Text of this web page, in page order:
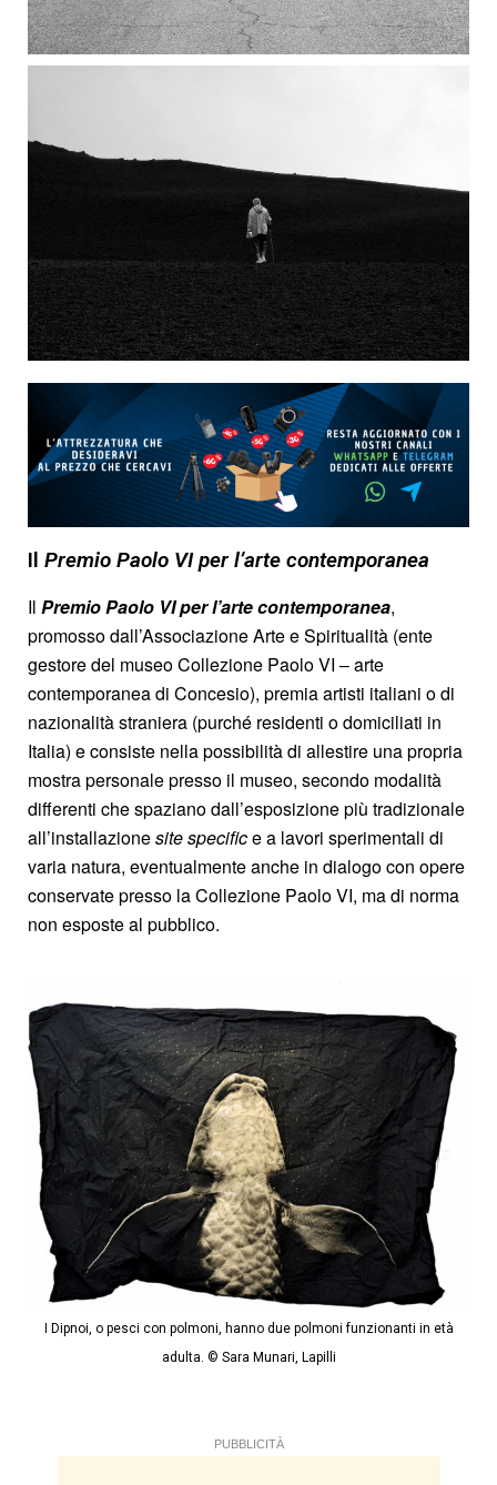
Il Premio Paolo VI per l’arte contemporanea
Il Premio Paolo VI per l’arte contemporanea,
promosso dall’Associazione Arte e Spiritualità (ente
gestore del museo Collezione Paolo VI – arte
contemporanea di Concesio), premia artisti italiani o di
nazionalità straniera (purché residenti o domiciliati in
Italia) e consiste nella possibilità di allestire una propria
mostra personale presso il museo, secondo modalità
differenti che spaziano dall’esposizione più tradizionale
all’installazionesite specifice a lavori sperimentali di
varia natura, eventualmente anche in dialogo con opere
conservate presso la Collezione Paolo VI, ma di norma
non esposte al pubblico.
I Dipnoi, o pesci con polmoni, hanno due polmoni funzionanti in età
adulta. © Sara Munari, Lapilli
PUBBLICITÀ